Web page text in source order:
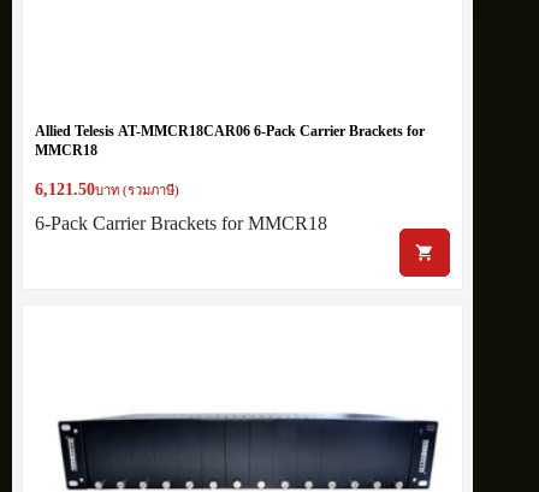
Allied Telesis AT-MMCR18CAR06 6-Pack Carrier Brackets for
MMCR18
6,121.50บาท (รวมภาษี)
6-Pack Carrier Brackets for MMCR18